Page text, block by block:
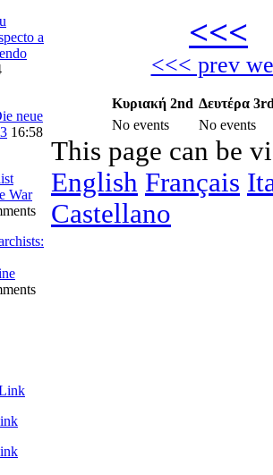
a
neue
16:58
War
<<<
<<< prev
Κυριακή 2nd Δευτέρα
No events
No events
This page can be
English Français
Castellano